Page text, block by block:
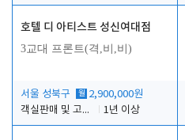
호텔 디 아티스트 성신여대점
3교대 프론트(격,비,비)
서울 성북구 월 2,900,000원
객실판매 및 고객응대
1년 이상